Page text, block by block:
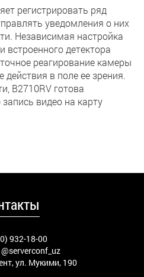
регистрировать ряд
уведомления о них
Независимая настройка
встроенного детектора
реагирование камеры
в поле ее зрения.
B2710RV готова
видео на карту
932-18-00
@serverconf_uz
ул. Мукими, 190